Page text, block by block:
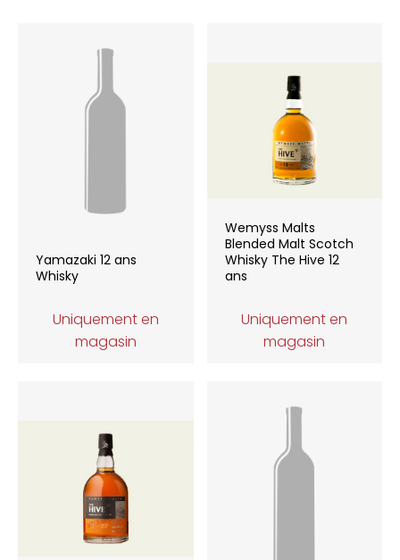
Yamazaki 12 ans
Whisky
Uniquement en
magasin
Wemyss Malts
Blended Malt Scotch
Whisky The Hive 12
ans
Uniquement en
magasin